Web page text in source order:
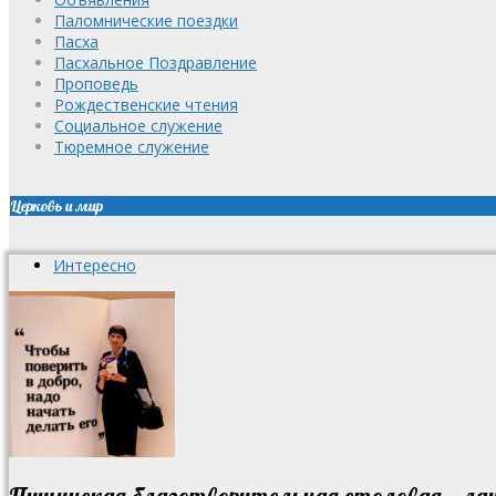
Паломнические поездки
Пасха
Пасхальное Поздравление
Проповедь
Рождественские чтения
Социальное служение
Тюремное служение
Церковь и мир
Интересно